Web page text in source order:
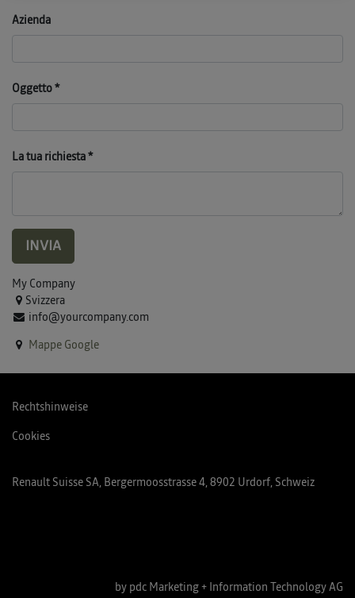
Azienda
Oggetto
La tua richiesta
INVIA
My Company
Svizzera
info@yourcompany.com
Mappe Google
Rechtshinweise
Cookies
Renault Suisse SA, Bergermoosstrasse 4, 8902 Urdorf, Schweiz
by pdc Marketing + Information Technology AG